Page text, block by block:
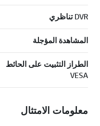
DVR تناظري
المشاهدة المؤجلة
الطراز التثبيت على الحائط
VESA
معلومات الامتثال